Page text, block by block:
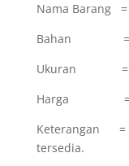
Nama Barang =
Bahan =
Ukuran =
Harga =
Keterangan =
tersedia.